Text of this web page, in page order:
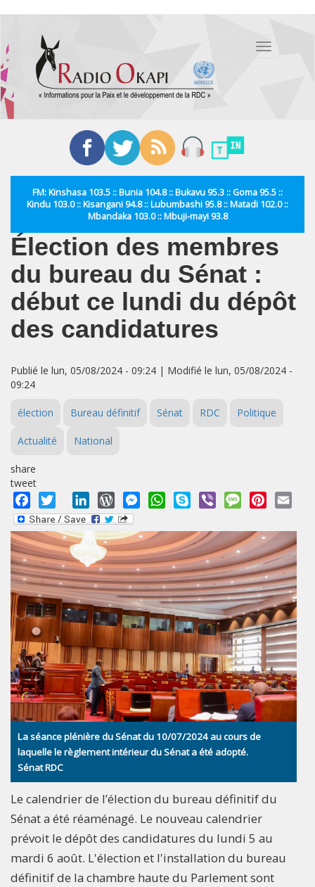
contenu
principal
Toggle
FM: Kinshasa 103.5 :: Bunia 104.8 :: Bukavu 95.3 :: Goma 95.5 ::
Kindu 103.0 :: Kisangani 94.8 :: Lubumbashi 95.8 :: Matadi 102.0 ::
Mbandaka 103.0 :: Mbuji-mayi 93.8
Élection des membres
du bureau du Sénat :
début ce lundi du dépôt
des candidatures
Publié le lun, 05/08/2024 - 09:24 | Modifié le lun, 05/08/2024 -
09:24
élection Bureau définitif Sénat RDC Politique
Actualité National
share
tweet
Facebook
Twitter LinkedInWordPressMessengerWhatsApp
Skype Viber MessagePinterest
La séance plénière du Sénat du 10/07/2024 au cours de
laquelle le règlement intérieur du Sénat a été adopté.
Sénat RDC
Le calendrier de l’élection du bureau définitif du
Sénat a été réaménagé. Le nouveau calendrier
prévoit le dépôt des candidatures du lundi 5 au
mardi 6 août. L'élection et l'installation du bureau
définitif de la chambre haute du Parlement sont